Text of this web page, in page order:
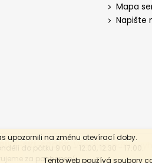
Tento web používá soubory
upozornili na změnu otevírací doby.
do pátku 9.00 - 12.00, 12.30 - 17.00.
za pochopení.
Mapa
Napište
BIKE-SKI-SPORT . Všechna práva